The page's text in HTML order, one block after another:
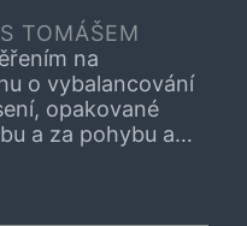
TOMÁŠEM
na
o vybalancování
opakované
a za pohybu a
kyvku,
Zároveň